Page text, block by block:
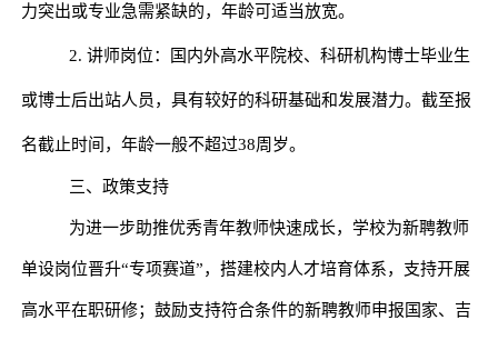
力突出或专业急需紧缺的，年龄可适当放宽。
2. 讲师岗位：国内外高水平院校、科研机构博士毕业生
或博士后出站人员，具有较好的科研基础和发展潜力。 截至报
名截止时间，年龄一般不超过38周岁。
三、政策支持
为进一步助推优秀青年教师快速成长，学校为新聘教师
单设岗位晋升“专项赛道”，搭建校内人才培育体系，支持开展
高水平在职研修；鼓励支持符合条件的新聘教师申报国家、吉